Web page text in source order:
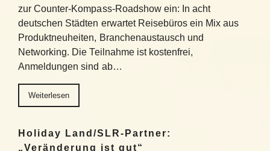
zur Counter-Kompass-Roadshow ein: In acht
deutschen Städten erwartet Reisebüros ein Mix aus
Produktneuheiten, Branchenaustausch und
Networking. Die Teilnahme ist kostenfrei,
Anmeldungen sind ab…
Weiterlesen
Holiday Land/SLR-Partner:
„Veränderung ist gut“